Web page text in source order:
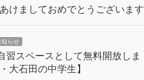
あけましておめでとうございます
知らせ
習スペースとして無料開放しま
大石田の中学生】